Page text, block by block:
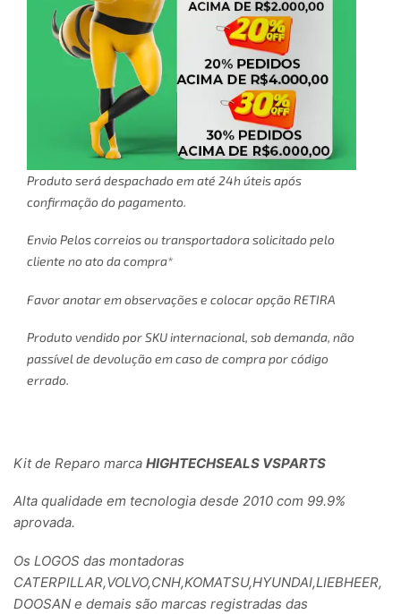
Produto será despachado em até 24h úteis após
confirmação do pagamento.
Envio Pelos correios ou transportadora solicitado pelo
cliente no ato da compra*
Favor anotar em observações e colocar opção RETIRA
Produto vendido por SKU internacional, sob demanda, não
passível de devolução em caso de compra por código
errado.
Kit de Reparo marca HIGHTECHSEALS VSPARTS
Alta qualidade em tecnologia desde 2010 com 99.9%
aprovada.
Os LOGOS das montadoras
CATERPILLAR,VOLVO,CNH,KOMATSU,HYUNDAI,LIEBHEER,
DOOSAN e demais são marcas registradas das